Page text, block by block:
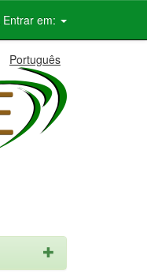
Entrar em:
Português